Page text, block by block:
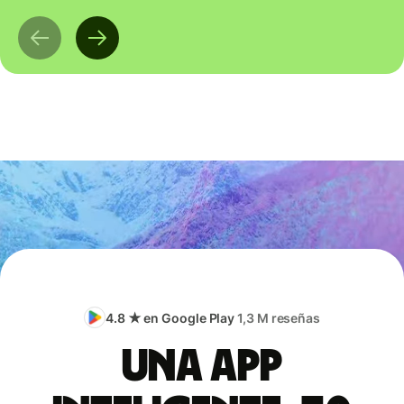
4.8 ★ en Google Play1,3 M reseñas
Una app